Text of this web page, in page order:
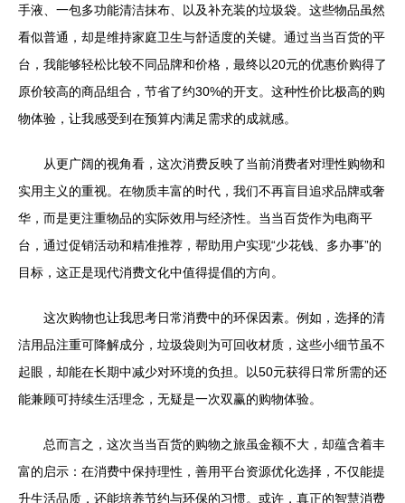
手液、一包多功能清洁抹布、以及补充装的垃圾袋。这些物品虽然
看似普通，却是维持家庭卫生与舒适度的关键。通过当当百货的平
台，我能够轻松比较不同品牌和价格，最终以20元的优惠价购得了
原价较高的商品组合，节省了约30%的开支。这种性价比极高的购
物体验，让我感受到在预算内满足需求的成就感。
从更广阔的视角看，这次消费反映了当前消费者对理性购物和
实用主义的重视。在物质丰富的时代，我们不再盲目追求品牌或奢
华，而是更注重物品的实际效用与经济性。当当百货作为电商平
台，通过促销活动和精准推荐，帮助用户实现“少花钱、多办事”的
目标，这正是现代消费文化中值得提倡的方向。
这次购物也让我思考日常消费中的环保因素。例如，选择的清
洁用品注重可降解成分，垃圾袋则为可回收材质，这些小细节虽不
起眼，却能在长期中减少对环境的负担。以50元获得日常所需的还
能兼顾可持续生活理念，无疑是一次双赢的购物体验。
总而言之，这次当当百货的购物之旅虽金额不大，却蕴含着丰
富的启示：在消费中保持理性，善用平台资源优化选择，不仅能提
升生活品质，还能培养节约与环保的习惯。或许，真正的智慧消费